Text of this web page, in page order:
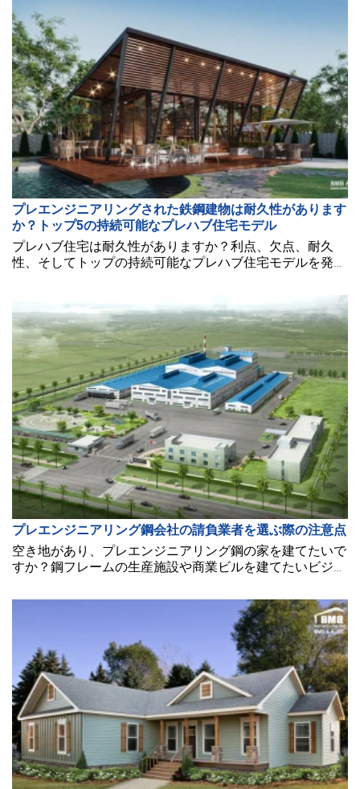
プレエンジニアリングされた鉄鋼建物は耐久性があります
か？トップ5の持続可能なプレハブ住宅モデル
プレハブ住宅は耐久性がありますか？利点、欠点、耐久
性、そしてトップの持続可能なプレハブ住宅モデルを発見
プレエンジニアリング鋼会社の請負業者を選ぶ際の注意点
空き地があり、プレエンジニアリング鋼の家を建てたいで
すか？鋼フレームの生産施設や商業ビルを建てたいビジネ